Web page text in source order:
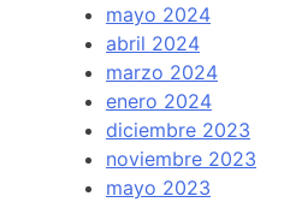
mayo 2024
abril 2024
marzo 2024
enero 2024
diciembre 2023
noviembre 2023
mayo 2023